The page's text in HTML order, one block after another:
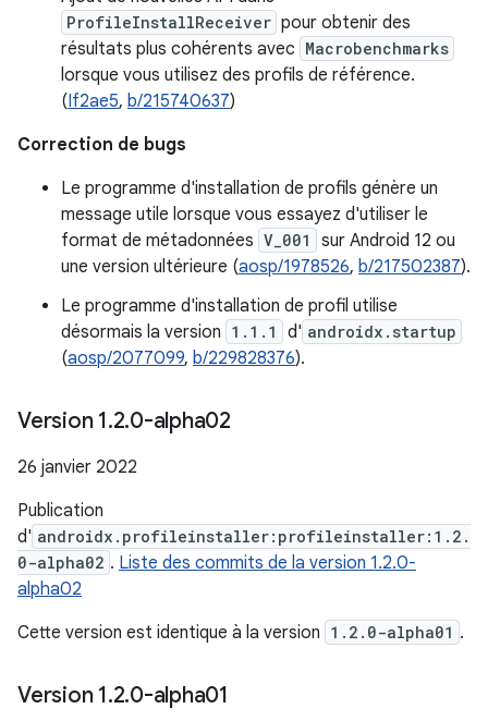
ProfileInstallReceiver pour obtenir des
résultats plus cohérents avec Macrobenchmarks
lorsque vous utilisez des profils de référence.
(If2ae5, b/215740637)
Correction de bugs
Le programme d'installation de profils génère un
message utile lorsque vous essayez d'utiliser le
format de métadonnées V_001
sur Android 12 ou
une version ultérieure (aosp/1978526, b/217502387).
Le programme d'installation de profil utilise
désormais la version 1.1.1 d' androidx.startup
(aosp/2077099, b/229828376).
Version 1.2.0-alpha02
26 janvier 2022
Publication
d' androidx.profileinstaller:profileinstaller:1.2.
0-alpha02 . Liste des commits de la version 1.2.0-
alpha02
Cette version est identique à la version 1.2.0-alpha01 .
Version 1.2.0-alpha01